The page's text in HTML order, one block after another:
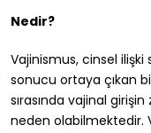
Nedir?
Vajinismus, cinsel ilişki
sonucu ortaya çıkan
sırasında vajinal
neden olabilmektedir.